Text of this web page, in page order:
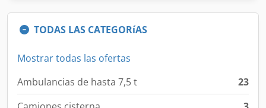
TODAS LAS CATEGORíAS
Mostrar todas las ofertas
Ambulancias de hasta 7,5 t
23